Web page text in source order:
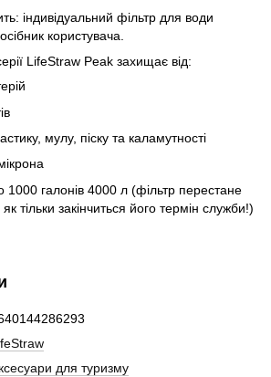
індивідуальний фільтр для води
користувача.
LifeStraw Peak захищає від:
мулу, піску та каламутності
1000 галонів 4000 л (фільтр перестане
тільки закінчиться його термін служби!)
для туризму